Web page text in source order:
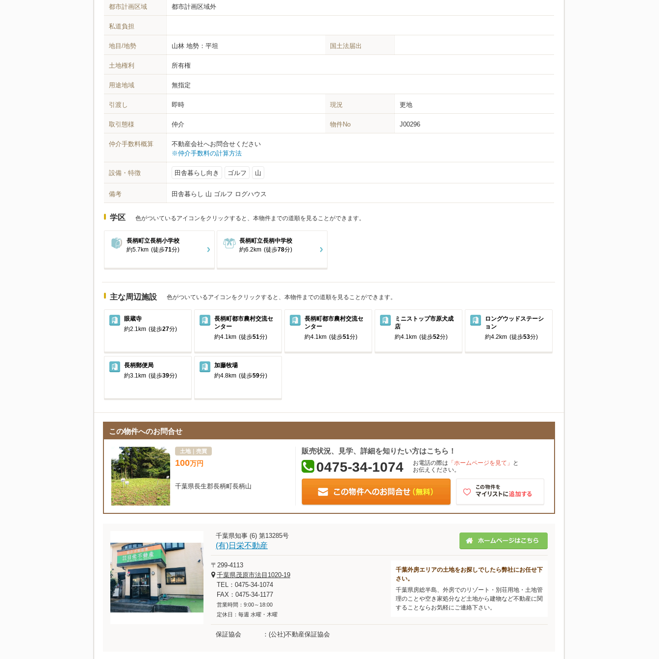
都市計画区域 都市計画区域外
私道負担
地目/地勢 山林 地勢：平坦 国土法届出
土地権利 所有権
用途地域 無指定
引渡し 即時 現況 更地
取引態様 仲介 物件No J00296
仲介手数料概算
不動産会社へお問合せください
※仲介手数料の計算方法
設備・特徴 田舎暮らし向き ゴルフ 山
備考 田舎暮らし 山 ゴルフ ログハウス
学区 色がついているアイコンをクリックすると、本物件までの道順を見ることができます。
長柄町立長柄小学校
約5.7km (徒歩71分)
長柄町立長柄中学校
約6.2km (徒歩78分)
主な周辺施設 色がついているアイコンをクリックすると、本物件までの道順を見ることができます。
眼蔵寺
約2.1km (徒歩27分)
長柄町都市農村交流セ
ンター
約4.1km (徒歩51分)
長柄町都市農村交流セ
ンター
約4.1km (徒歩51分)
ミニストップ市原犬成
店
約4.1km (徒歩52分)
ロングウッドステーシ
ョン
約4.2km (徒歩53分)
長柄郵便局
約3.1km (徒歩39分)
加藤牧場
約4.8km (徒歩59分)
この物件へのお問合せ
土地｜売買
100万円
千葉県長生郡長柄町長柄山
販売状況、見学、詳細を知りたい方はこちら！
0475-34-1074 お電話の際は 「ホームページを見て」
と
お伝えください。
千葉県知事 (6) 第13285号
(有)日栄不動産
〒299-4113
千葉県茂原市法目1020-19
TEL：0475-34-1074
FAX：0475-34-1177
営業時間：9:00～18:00
定休日：毎週 水曜・木曜
千葉外房エリアの土地をお探しでしたら弊社にお任せ下
さい。
千葉県房総半島、外房でのリゾート・別荘用地・土地管
理のことや空き家処分など土地から建物など不動産に関
することならお気軽にご連絡下さい。
保証協会 (公社)不動産保証協会